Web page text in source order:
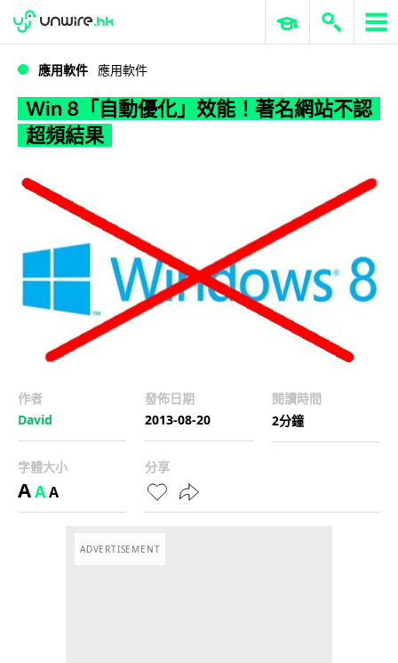
WWDC 2026 ERP 與商業 AI
應用軟件 應用軟件
Win 8「自動優化」效能！著名網站不認
超頻結果
作者
David
發佈日期
2013-08-20
閱讀時間
2分鐘
字體大小
AAA
分享
ADVERTISEMENT